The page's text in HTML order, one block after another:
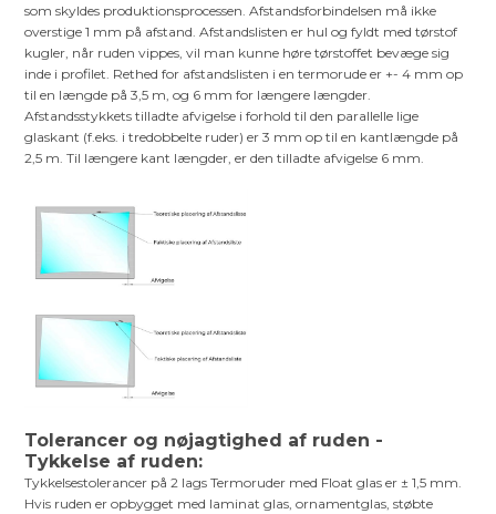
som skyldes produktionsprocessen. Afstandsforbindelsen må ikke
overstige 1 mm på afstand. Afstandslisten er hul og fyldt med tørstof
kugler, når ruden vippes, vil man kunne høre tørstoffet bevæge sig
inde i profilet. Rethed for afstandslisten i en termorude er +- 4 mm op
til en længde på 3,5 m, og 6 mm for længere længder.
Afstandsstykkets tilladte afvigelse i forhold til den parallelle lige
glaskant (f.eks. i tredobbelte ruder) er 3 mm op til en kantlængde på
2,5 m. Til længere kant længder, er den tilladte afvigelse 6 mm.
Tolerancer og nøjagtighed af ruden -
Tykkelse af ruden:
Tykkelsestolerancer på 2 lags Termoruder med Float glas er ± 1,5 mm.
Hvis ruden er opbygget med laminat glas, ornamentglas, støbte